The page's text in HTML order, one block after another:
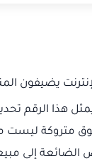
عبر
هذا الرقم
متروكة ليست
إلى